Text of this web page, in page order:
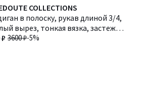
COLLECTIONS
в полоску, рукав длиной 3/4,
вырез, тонкая вязка, застежка
3600 ₽-5%